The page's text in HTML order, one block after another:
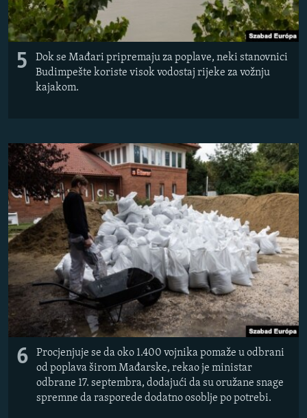
5
Dok se Mađari pripremaju za poplave, neki stanovnici
Budimpešte koriste visok vodostaj rijeke za vožnju
kajakom.
6
Procjenjuje se da oko 1.400 vojnika pomaže u odbrani
od poplava širom Mađarske, rekao je ministar
odbrane 17. septembra, dodajući da su oružane snage
spremne da rasporede dodatno osoblje po potrebi.